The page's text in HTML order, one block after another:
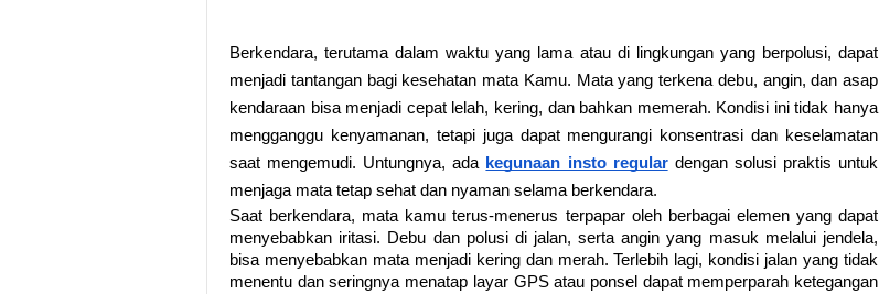
Berkendara, terutama dalam waktu yang lama atau di lingkungan yang berpolusi, dapat
menjadi tantangan bagi kesehatan mata Kamu. Mata yang terkena debu, angin, dan asap
kendaraan bisa menjadi cepat lelah, kering, dan bahkan memerah. Kondisi ini tidak hanya
mengganggu kenyamanan, tetapi juga dapat mengurangi konsentrasi dan keselamatan
saat mengemudi. Untungnya, ada kegunaan insto regulardengan solusi praktis untuk
menjaga mata tetap sehat dan nyaman selama berkendara.
Saat berkendara, mata kamu terus-menerus terpapar oleh berbagai elemen yang dapat
menyebabkan iritasi. Debu dan polusi di jalan, serta angin yang masuk melalui jendela,
bisa menyebabkan mata menjadi kering dan merah. Terlebih lagi, kondisi jalan yang tidak
menentu dan seringnya menatap layar GPS atau ponsel dapat memperparah ketegangan